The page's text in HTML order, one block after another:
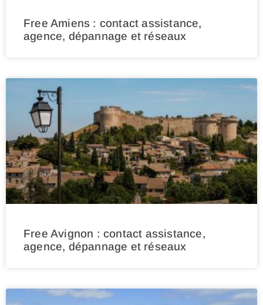
Free Amiens : contact assistance,
agence, dépannage et réseaux
Free Avignon : contact assistance,
agence, dépannage et réseaux